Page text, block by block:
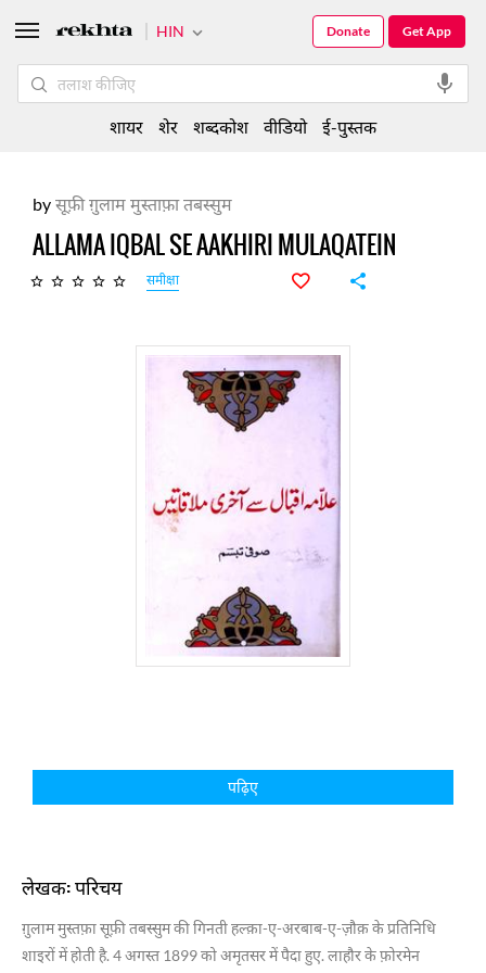
byसूफ़ी ग़ुलाम मुस्ताफ़ा तबस्सुम
ALLAMA IQBAL SE AAKHIRI MULAQATEIN
समीक्षा
पढ़िए
लेखक: परिचय
ग़ुलाम मुस्तफ़ा सूफ़ी तबस्सुम की गिनती हल्क़ा-ए-अरबाब-ए-ज़ौक़ के प्रतिनिधि
शाइरों में होती है. 4 अगस्त 1899 को अमृतसर में पैदा हुए. लाहौर के फ़ोरमेन
HIN Get App
Donate
शायर शेर शब्दकोश वीडियो ई-पुस्तक